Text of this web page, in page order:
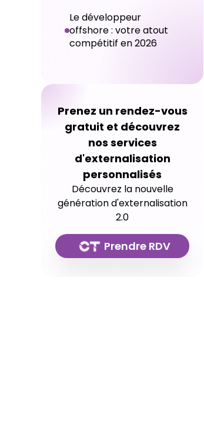
Le développeur
offshore : votre atout
compétitif en 2026
Prenez un rendez-vous
gratuit et découvrez
nos services
d'externalisation
personnalisés
Découvrez la nouvelle
génération d'externalisation
2.0
Prendre RDV